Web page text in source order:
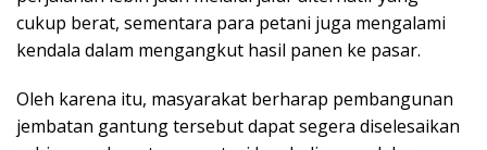
cukup berat, sementara para petani juga mengalami
kendala dalam mengangkut hasil panen ke pasar.
Oleh karena itu, masyarakat berharap pembangunan
jembatan gantung tersebut dapat segera diselesaikan